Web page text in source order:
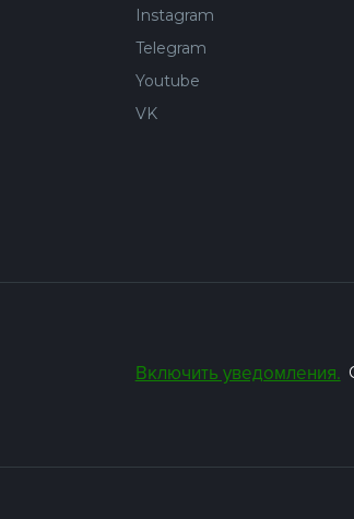
Instagram
Telegram
Youtube
VK
Включить уведомления.